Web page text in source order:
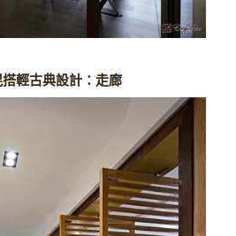
輕古典設計：走廊